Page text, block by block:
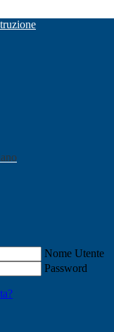
Nome Utente
Password